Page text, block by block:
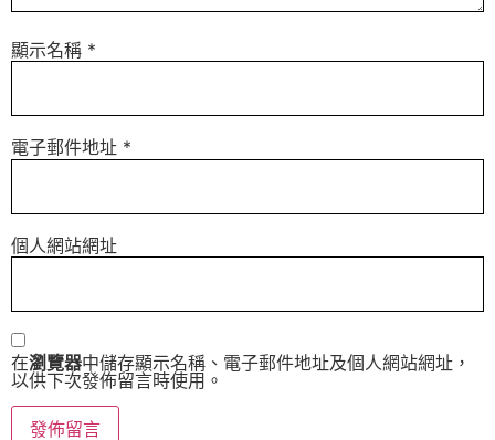
顯示名稱 *
電子郵件地址 *
個人網站網址
在瀏覽器中儲存顯示名稱、電子郵件地址及個人網站網址，
以供下次發佈留言時使用。